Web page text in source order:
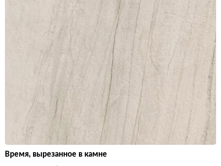
Время, вырезанное в камне